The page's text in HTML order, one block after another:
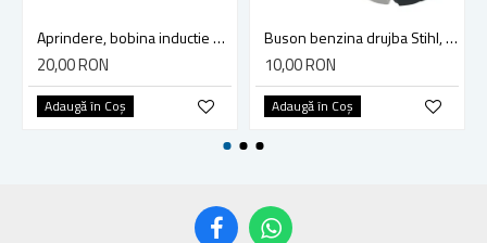
Aprindere, bobina inductie motocoasa chinezeasca TL43 TL 52, Ruris Dac 210, Dac 310
20,00 RON
Adaugă în Coş
Buson benzina drujba Stihl, model cu clapeta
10,00 RON
Adaugă în Coş